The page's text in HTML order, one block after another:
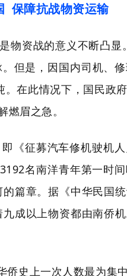
保障抗战物资运输
物资战的意义不断凸
但是，因国内司机、
在此情况下，国民政
眉之急。
《征募汽车修机驶机
名南洋青年第一时
篇章。据《中华民国
成以上物资都由南侨
史上一次人数最为集